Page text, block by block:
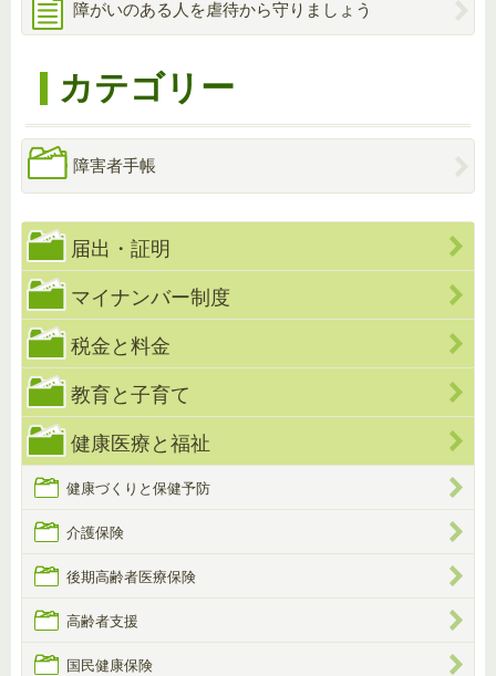
障がいのある人を虐待から守りましょう
カテゴリー
障害者手帳
届出・証明
マイナンバー制度
税金と料金
教育と子育て
健康医療と福祉
健康づくりと保健予防
介護保険
後期高齢者医療保険
高齢者支援
国民健康保険